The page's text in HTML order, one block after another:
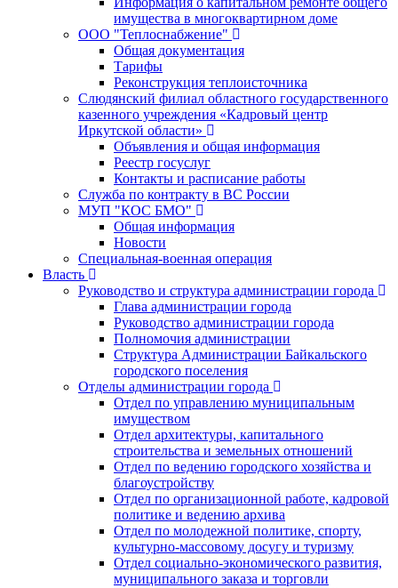
имущества в многоквартирном доме
ООО "Теплоснабжение"
Общая документация
Тарифы
Реконструкция теплоисточника
Слюдянский филиал областного государственного
казенного учреждения «Кадровый центр
Иркутской области»
Объявления и общая информация
Реестр госуслуг
Контакты и расписание работы
Служба по контракту в ВС России
МУП "КОС БМО"
Общая информация
Новости
Специальная-военная операция
Власть
Руководство и структура администрации города
Глава администрации города
Руководство администрации города
Полномочия администрации
Структура Администрации Байкальского
городского поселения
Отделы администрации города
Отдел по управлению муниципальным
имуществом
Отдел архитектуры, капитального
строительства и земельных отношений
Отдел по ведению городского хозяйства и
благоустройству
Отдел по организационной работе, кадровой
политике и ведению архива
Отдел по молодежной политике, спорту,
культурно-массовому досугу и туризму
Отдел социально-экономического развития,
муниципального заказа и торговли